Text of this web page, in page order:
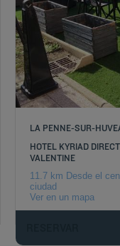
LA PENNE-SUR-
HOTEL KYRIAD
VALENTINE
11.7 km Desde el
ciudad
Ver en un mapa